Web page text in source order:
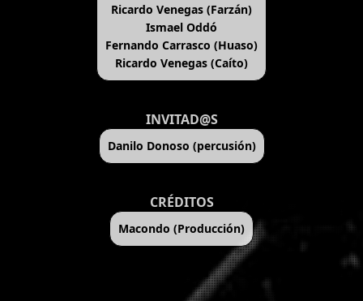
Ricardo Venegas (Farzán)
Ismael Oddó
Fernando Carrasco (Huaso)
Ricardo Venegas (Caíto)
INVITAD@S
Danilo Donoso (percusión)
CRÉDITOS
Macondo (Producción)